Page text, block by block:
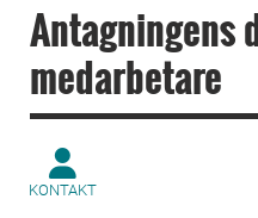
Antagningens
medarbetare
KONTAKT